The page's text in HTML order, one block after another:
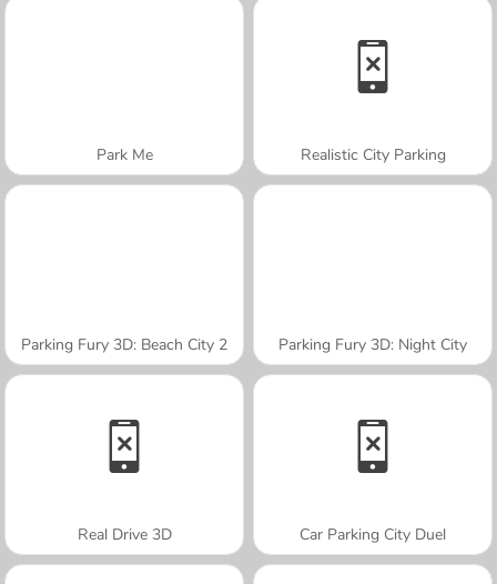
Park Me Realistic City Parking
Parking Fury 3D: Beach City 2 Parking Fury 3D: Night City
Real Drive 3D Car Parking City Duel